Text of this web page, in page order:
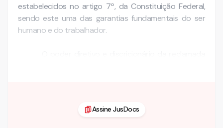
estabelecidos no artigo 7º, da Constituição Federal,
sendo este uma das garantias fundamentais do ser
humano e do trabalhador.
Assine JusDocs